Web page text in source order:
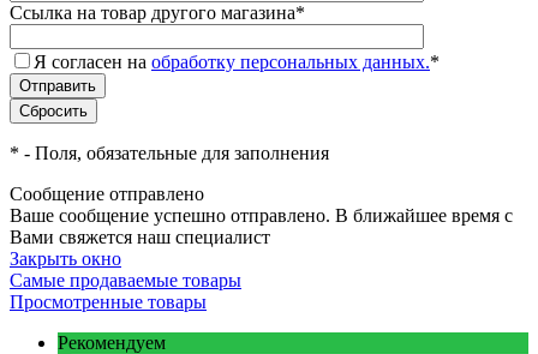
Ссылка на товар другого магазина*
Я согласен на обработку персональных данных.*
* - Поля, обязательные для заполнения
Сообщение отправлено
Ваше сообщение успешно отправлено. В ближайшее время с
Вами свяжется наш специалист
Закрыть окно
Самые продаваемые товары
Просмотренные товары
Рекомендуем